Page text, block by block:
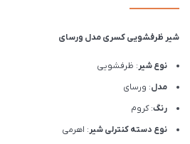
شیر ظرفشویی کسری مدل ورسای
نوع شیر: ظرفشویی
مدل: ورسای
رنگ: کروم
نوع دسته کنترلی شیر: اهرمی